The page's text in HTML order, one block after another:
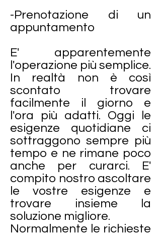
-Prenotazione di un
appuntamento
E' apparentemente
l'operazione più semplice.
In realtà non è così
scontato trovare
facilmente il giorno e
l'ora più adatti. Oggi le
esigenze quotidiane ci
sottraggono sempre più
tempo e ne rimane poco
anche per curarci. E'
compito nostro ascoltare
le vostre esigenze e
trovare insieme la
soluzione migliore.
Normalmente le richieste